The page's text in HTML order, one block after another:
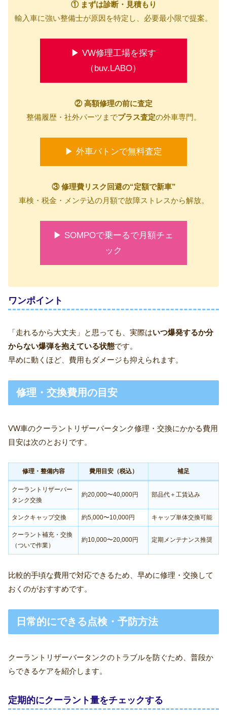
① まずは診断・見積もり
輸入車に強い整備士が原因を特定し、必要最小限で提案。
▶ VW修理工場を探す
（buv.LABO）
② 高額修理の前に査定
整備履歴・社外パーツまでプラス査定の外車専門。
▶ 外車バトンで無料査定
③ 修理費リスク回避の“定額で新車”
車検・税金・メンテ込の月額で故障ストレスから解放。
▶ SOMPOで乗ーるで月額チェ
ック
ワンポイント
「走れるから大丈夫」と思っても、実際はいつ爆発するか分
からない爆弾を抱えている状態です。
早めに動くほど、費用もダメージも抑えられます。
修理・交換費用の目安
VW車のクーラントリザーバータンク修理・交換にかかる費用
目安は次のとおりです。
修理・整備内容 費用目安（税込） 補足
クーラントリザーバー
タンク交換
約20,000〜40,000円 部品代＋工賃込み
タンクキャップ交換 約5,000〜10,000円 キャップ単体交換可能
クーラント補充・交換
（ついで作業）
約10,000〜20,000円 定期メンテナンス推奨
比較的手頃な費用で対応できるため、早めに修理・交換して
おくのがおすすめです。
日常的にできる点検・予防方法
クーラントリザーバータンクのトラブルを防ぐため、普段か
らできるケアを紹介します。
定期的にクーラント量をチェックする